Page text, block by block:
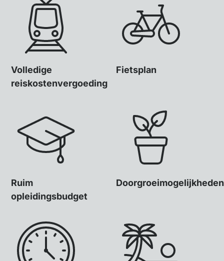
Volledige
reiskostenvergoeding
Fietsplan
Ruim
opleidingsbudget
Doorgroeimogelijkheden